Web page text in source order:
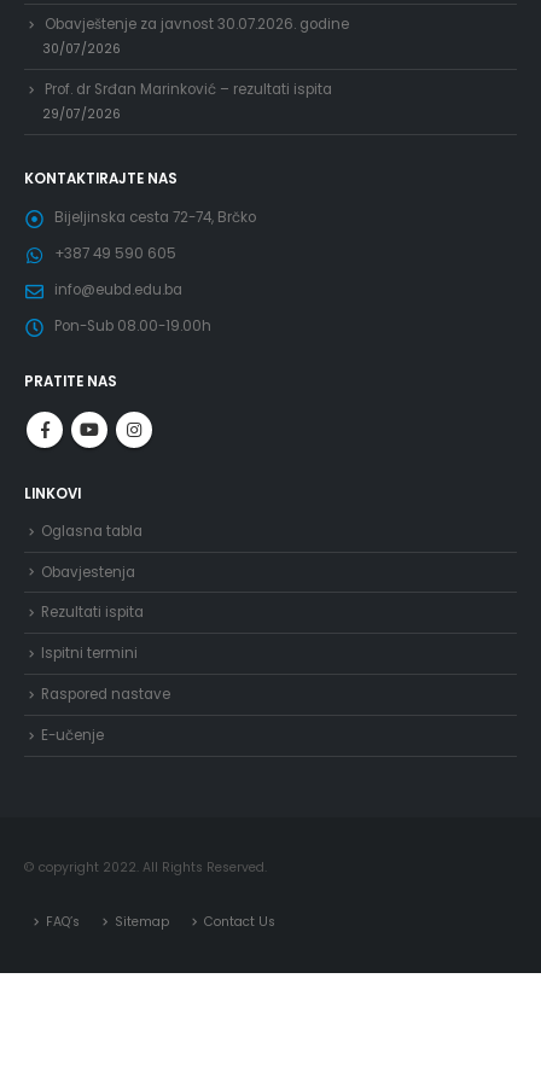
Obavještenje za javnost 30.07.2026. godine
30/07/2026
Prof. dr Srđan Marinković – rezultati ispita
29/07/2026
KONTAKTIRAJTE NAS
Bijeljinska cesta 72-74, Brčko
+387 49 590 605
info@eubd.edu.ba
Pon-Sub 08.00-19.00h
PRATITE NAS
LINKOVI
Oglasna tabla
Obavjestenja
Rezultati ispita
Ispitni termini
Raspored nastave
E-učenje
© copyright 2022. All Rights Reserved.
FAQ’s Sitemap Contact Us